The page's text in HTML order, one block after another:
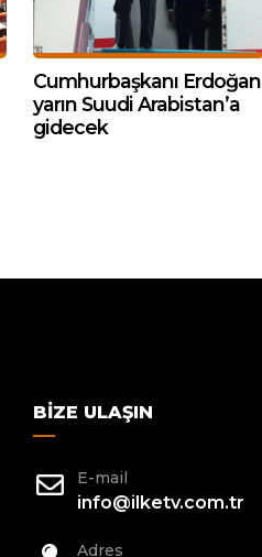
Cumhurbaşkanı Erdoğan
yarın Suudi Arabistan’a
gidecek
BIZE ULAŞIN
E-mail
info@ilketv.com.tr
Adres